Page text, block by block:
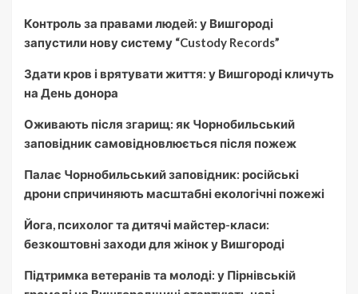
Контроль за правами людей: у Вишгороді
запустили нову систему “Custody Records”
Здати кров і врятувати життя: у Вишгороді кличуть
на День донора
Оживають після згарищ: як Чорнобильський
заповідник самовідновлюється після пожеж
Палає Чорнобильський заповідник: російські
дрони спричиняють масштабні екологічні пожежі
Йога, психолог та дитячі майстер-класи:
безкоштовні заходи для жінок у Вишгороді
Підтримка ветеранів та молоді: у Пірнівській